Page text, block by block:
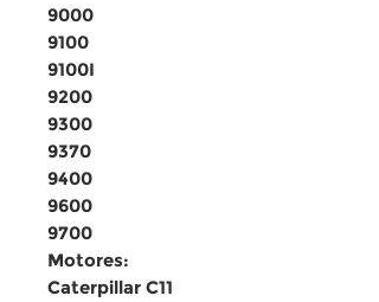
9000
9100
9100I
9200
9300
9370
9400
9600
9700
Motores:
Caterpillar C11